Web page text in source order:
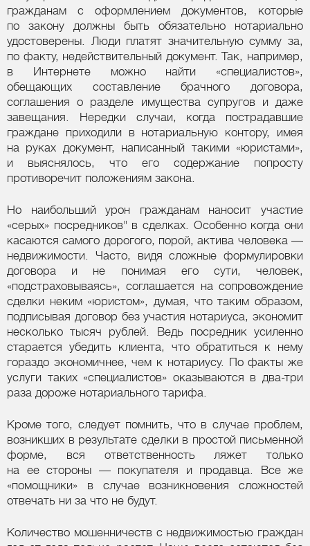
гражданам с оформлением документов, которые
по закону должны быть обязательно нотариально
удостоверены. Люди платят значительную сумму за,
по факту, недействительный документ. Так, например,
в Интернете можно найти «специалистов»,
обещающих составление брачного договора,
соглашения о разделе имущества супругов и даже
завещания. Нередки случаи, когда пострадавшие
граждане приходили в нотариальную контору, имея
на руках документ, написанный такими «юристами»,
и выяснялось, что его содержание попросту
противоречит положениям закона.
Но наибольший урон гражданам наносит участие
«серых» посредников" в сделках. Особенно когда они
касаются самого дорогого, порой, актива человека —
недвижимости. Часто, видя сложные формулировки
договора и не понимая его сути, человек,
«подстраховываясь», соглашается на сопровождение
сделки неким «юристом», думая, что таким образом,
подписывая договор без участия нотариуса, экономит
несколько тысяч рублей. Ведь посредник усиленно
старается убедить клиента, что обратиться к нему
гораздо экономичнее, чем к нотариусу. По факты же
услуги таких «специалистов» оказываются в два-три
раза дороже нотариального тарифа.
Кроме того, следует помнить, что в случае проблем,
возникших в результате сделки в простой письменной
форме, вся ответственность ляжет только
на ее стороны — покупателя и продавца. Все же
«помощники» в случае возникновения сложностей
отвечать ни за что не будут.
Количество мошенничеств с недвижимостью граждан